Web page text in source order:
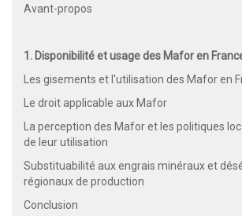
Avant-propos
1. Disponibilité et usage des Mafor en
Les gisements et l'utilisation des Mafor en
Le droit applicable aux Mafor
La perception des Mafor et les politiques
de leur utilisation
Substituabilité aux engrais minéraux et
régionaux de production
Conclusion